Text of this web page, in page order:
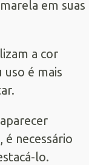
em suas
a cor
é mais
necessário
lo.